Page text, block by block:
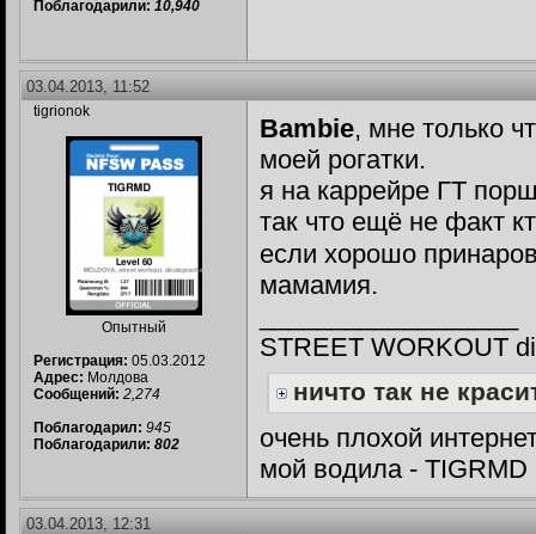
Поблагодарили: 10,940
03.04.2013, 11:52
tigrionok
Опытный
Регистрация: 05.03.2012
Адрес: Молдова
Сообщений: 2,274
Поблагодарил: 945
Поблагодарили: 802
Bambie, мне только
моей рогатки.
я на каррейре ГТ
так что ещё не факт
если хорошо
мамамия.
STREET WORKOUT
ничто так не
очень плохой
мой водила -
03.04.2013, 12:31